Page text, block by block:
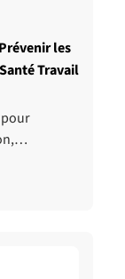
les
Travail